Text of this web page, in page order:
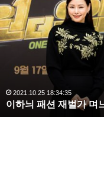
하
늬
패
션
며
느
리
2021.10.25 18:34:35
이하늬 패션 재벌가 며